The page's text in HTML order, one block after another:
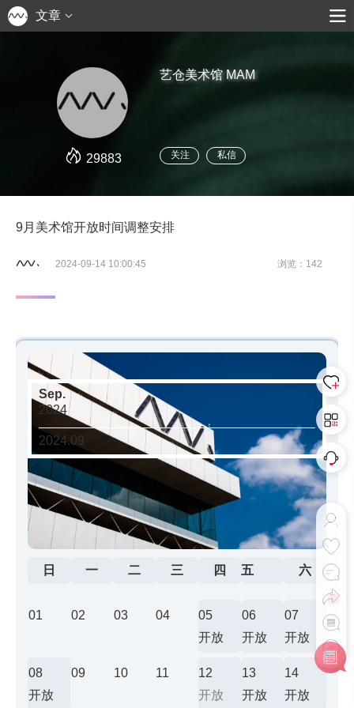
文章
29883
艺仓美术馆 MAM
关注 私信
9月美术馆开放时间调整安排
2024-09-14 10:00:45 浏览：142
Sep.
2024
2024.09
日 一 二 三 四 五 六
01 02 03 04
05
开放
06
开放
07
开放
08
开放
09 10 11
12
开放
13
开放
14
开放